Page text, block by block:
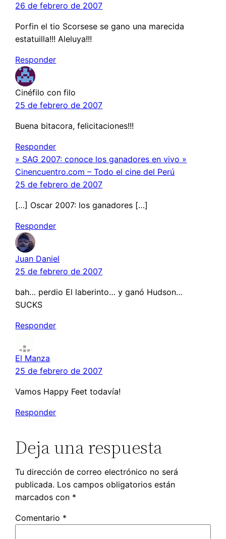
26 de febrero de 2007
Porfin el tio Scorsese se gano una marecida
estatuilla!!! Aleluya!!!
Responder
Cinéfilo con filo
25 de febrero de 2007
Buena bitacora, felicitaciones!!!
Responder
» SAG 2007: conoce los ganadores en vivo »
Cinencuentro.com – Todo el cine del Perú
25 de febrero de 2007
[…] Oscar 2007: los ganadores […]
Responder
Juan Daniel
25 de febrero de 2007
bah… perdio El laberinto… y ganó Hudson…
SUCKS
Responder
El Manza
25 de febrero de 2007
Vamos Happy Feet todavía!
Responder
Deja una respuesta
Tu dirección de correo electrónico no será
publicada. Los campos obligatorios están
marcados con *
Comentario *